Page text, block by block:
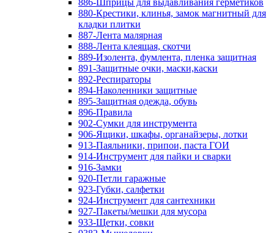
886-Шприцы для выдавливания герметиков
880-Крестики, клинья, замок магнитный для
кладки плитки
887-Лента малярная
888-Лента клеящая, скотчи
889-Изолента, фумлента, пленка защитная
891-Защитные очки, маски,каски
892-Респираторы
894-Наколенники защитные
895-Защитная одежда, обувь
896-Правила
902-Сумки для инструмента
906-Ящики, шкафы, органайзеры, лотки
913-Паяльники, припои, паста ГОИ
914-Инструмент для пайки и сварки
916-Замки
920-Петли гаражные
923-Губки, салфетки
924-Инструмент для сантехники
927-Пакеты/мешки для мусора
933-Щетки, совки